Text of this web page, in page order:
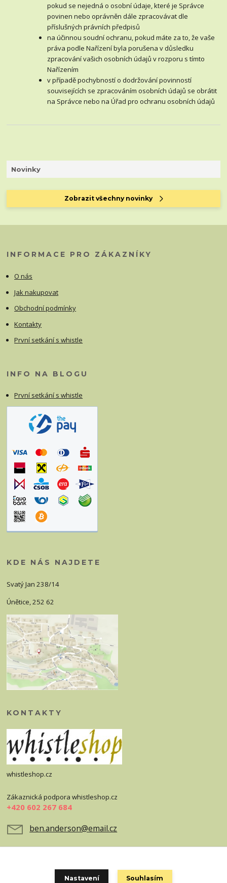
Novinky
Zobrazit všechny novinky
pokud se nejedná o osobní údaje, které je Správce
povinen nebo oprávněn dále zpracovávat dle
příslušných právních předpisů
na účinnou soudní ochranu, pokud máte za to, že vaše
práva podle Nařízení byla porušena v důsledku
zpracování vašich osobních údajů v rozporu s tímto
Nařízením
v případě pochybností o dodržování povinností
souvisejících se zpracováním osobních údajů se obrátit
na Správce nebo na Úřad pro ochranu osobních údajů
INFORMACE PRO ZÁKAZNÍKY
O nás
Jak nakupovat
Obchodní podmínky
Kontakty
První setkání s whistle
INFO NA BLOGU
První setkání s whistle
KDE NÁS NAJDETE
Svatý Jan 238/14
Únětice, 252 62
KONTAKTY
whistleshop.cz
Zákaznická podpora whistleshop.cz
+420 602 267 684
ben.anderson@email.cz
Nastavení Souhlasím